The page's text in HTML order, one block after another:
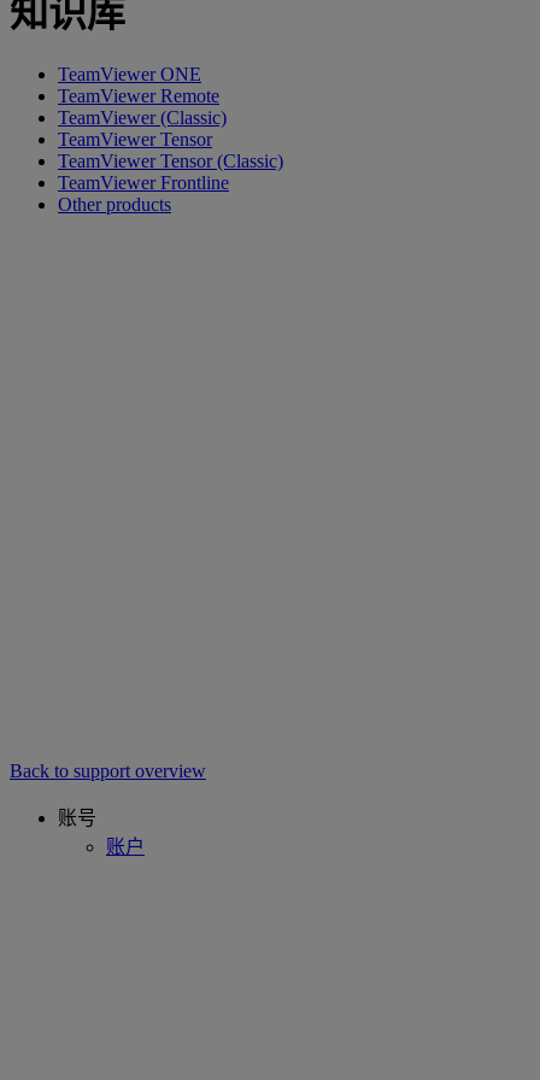
知识库
TeamViewer ONE
TeamViewer Remote
TeamViewer (Classic)
TeamViewer Tensor
TeamViewer Tensor (Classic)
TeamViewer Frontline
Other products
Back to support overview
账号
账户